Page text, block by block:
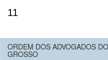
11
ORDEM DOS ADVOGADOS
GROSSO